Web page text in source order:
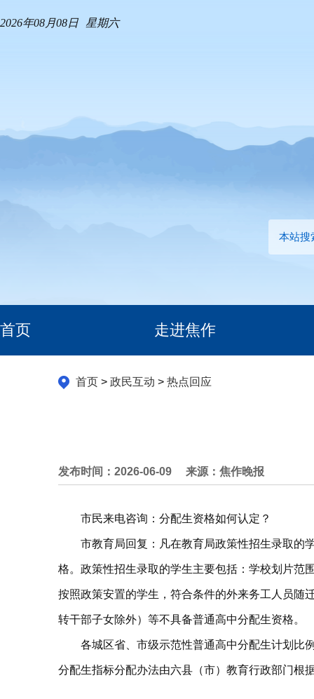
2026年08月08日 星期六
本站搜
首页 走进焦作
首页> 政民互动 > 热点回应
发布时间：2026-06-09 来源：焦作晚报
市民来电咨询：分配生资格如何认定？
市教育局回复：凡在教育局政策性招生录取的
格。政策性招生录取的学生主要包括：学校划片范
按照政策安置的学生，符合条件的外来务工人员随
转干部子女除外）等不具备普通高中分配生资格。
各城区省、市级示范性普通高中分配生计划比
分配生指标分配办法由六县（市）教育行政部门根